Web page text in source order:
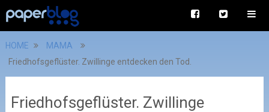
HOME
MAMA
Friedhofsgeflüster. Zwillinge entdecken den Tod.
Friedhofsgeflüster. Zwillinge